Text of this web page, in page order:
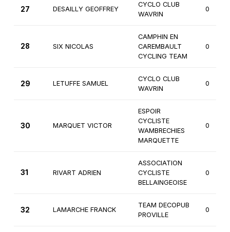
27 DESAILLY GEOFFREY
CYCLO CLUB
WAVRIN
0
28 SIX NICOLAS
CAMPHIN EN
CAREMBAULT
CYCLING TEAM
0
29 LETUFFE SAMUEL
CYCLO CLUB
WAVRIN
0
30 MARQUET VICTOR
ESPOIR
CYCLISTE
WAMBRECHIES
MARQUETTE
0
31 RIVART ADRIEN
ASSOCIATION
CYCLISTE
BELLAINGEOISE
0
32 LAMARCHE FRANCK
TEAM DECOPUB
PROVILLE
0